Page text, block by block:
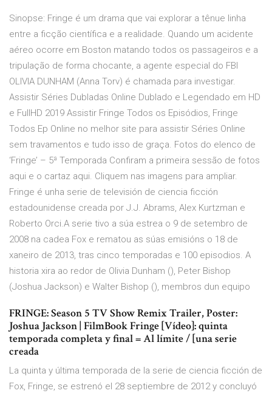
Sinopse: Fringe é um drama que vai explorar a tênue linha
entre a ficção científica e a realidade. Quando um acidente
aéreo ocorre em Boston matando todos os passageiros e a
tripulação de forma chocante, a agente especial do FBI
OLIVIA DUNHAM (Anna Torv) é chamada para investigar.
Assistir Séries Dubladas Online Dublado e Legendado em HD
e FullHD 2019 Assistir Fringe Todos os Episódios, Fringe
Todos Ep Online no melhor site para assistir Séries Online
sem travamentos e tudo isso de graça. Fotos do elenco de
‘Fringe’ – 5ª Temporada Confiram a primeira sessão de fotos
aqui e o cartaz aqui. Cliquem nas imagens para ampliar.
Fringe é unha serie de televisión de ciencia ficción
estadounidense creada por J.J. Abrams, Alex Kurtzman e
Roberto Orci.A serie tivo a súa estrea o 9 de setembro de
2008 na cadea Fox e rematou as súas emisións o 18 de
xaneiro de 2013, tras cinco temporadas e 100 episodios. A
historia xira ao redor de Olivia Dunham (), Peter Bishop
(Joshua Jackson) e Walter Bishop (), membros dun equipo
FRINGE: Season 5 TV Show Remix Trailer, Poster:
Joshua Jackson | FilmBook Fringe [Vídeo]: quinta
temporada completa y final = Al límite / [una serie
creada
La quinta y última temporada de la serie de ciencia ficción de
Fox, Fringe, se estrenó el 28 septiembre de 2012 y concluyó